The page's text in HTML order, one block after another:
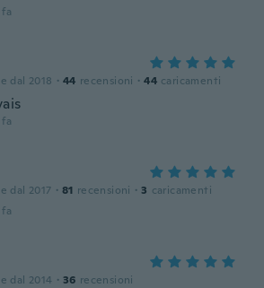
dal 2018 · 44 recensioni · 44 caricamenti
dal 2017 · 81 recensioni · 3 caricamenti
dal 2014 · 36 recensioni